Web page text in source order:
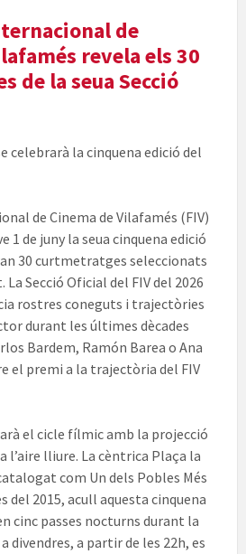
de
revela els 30
de la seua Secció
celebrarà la cinquena edició del
de Cinema de Vilafamés (FIV)
1 de juny la seua cinquena edició
30 curtmetratges seleccionats
La Secció Oficial del FIV del 2026
rostres coneguts i trajectòries
durant les últimes dècades
Bardem, Ramón Barea o Ana
el premi a la trajectòria del FIV
el cicle fílmic amb la projecció
l’aire lliure. La cèntrica Plaça la
com Un dels Pobles Més
del 2015, acull aquesta cinquena
cinc passes nocturns durant la
divendres, a partir de les 22h, es